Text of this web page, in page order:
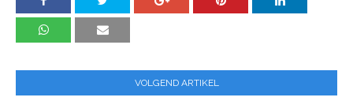
VOLGEND ARTIKEL